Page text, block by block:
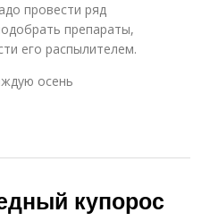
провести ряд
препараты,
его распылителем.
осень
купорос